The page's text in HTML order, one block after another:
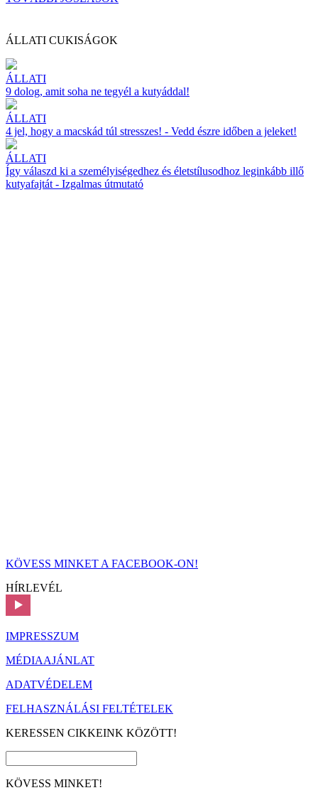
ÁLLATI CUKISÁGOK
ÁLLATI
9 dolog, amit soha ne tegyél a kutyáddal!
ÁLLATI
4 jel, hogy a macskád túl stresszes! - Vedd észre időben a jeleket!
ÁLLATI
Így válaszd ki a személyiségedhez és életstílusodhoz leginkább illő
kutyafajtát - Izgalmas útmutató
KÖVESS MINKET A FACEBOOK-ON!
HÍRLEVÉL
IMPRESSZUM
MÉDIAAJÁNLAT
ADATVÉDELEM
FELHASZNÁLÁSI FELTÉTELEK
KERESSEN CIKKEINK KÖZÖTT!
KÖVESS MINKET!